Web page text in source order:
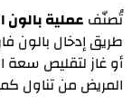
تُصنّف عملية بالون
طريق إدخال بالون
أو غاز لتقليص سعة
المريض من تناول